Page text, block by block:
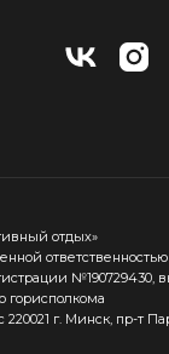
отдых»
№190729430,
г. Минск, пр-т